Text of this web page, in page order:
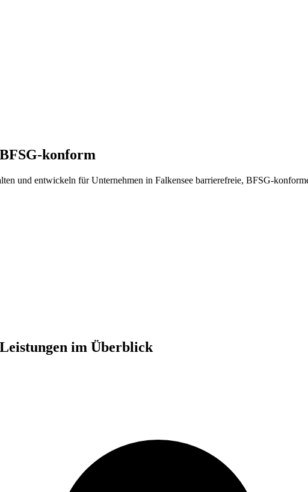
konform
und entwickeln für Unternehmen in Falkensee barrierefreie, BFSG-
im Überblick